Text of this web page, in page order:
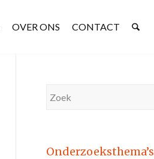
OVER ONS CONTACT
Onderzoeksthema’s